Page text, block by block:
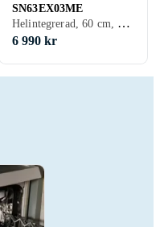
SN63EX03ME
Helintegrerad, 60 cm, 42 dB, B
6 990 kr